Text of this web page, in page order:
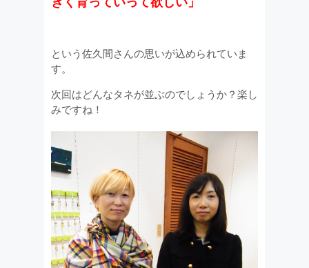
という佐久間さんの思いが込められていま
す。
次回はどんなタネが並ぶのでしょうか？楽し
みですね！